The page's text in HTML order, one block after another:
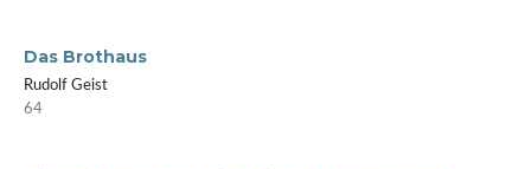
Das Brothaus
Rudolf Geist
64